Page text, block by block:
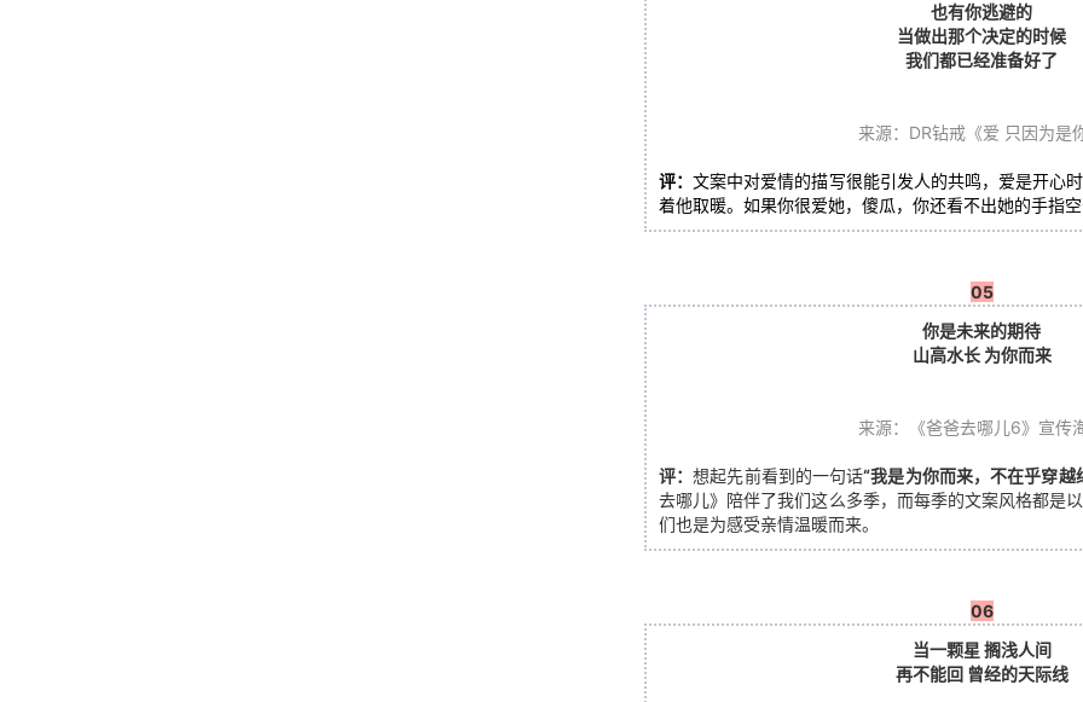
也有你逃避的
当做出那个决定的时候
我们都已经准备好了
来源：DR钻戒《爱 只因为是
评：文案中对爱情的描写很能引发人的共鸣，爱是开心
着他取暖。如果你很爱她，傻瓜，你还看不出她的手指
05
你是未来的期待
山高水长 为你而来
来源：《爸爸去哪儿6》宣传
评：想起先前看到的一句话“我是为你而来，不在乎穿越
去哪儿》陪伴了我们这么多季，而每季的文案风格都是
们也是为感受亲情温暖而来。
06
当一颗星 搁浅人间
再不能回 曾经的天际线